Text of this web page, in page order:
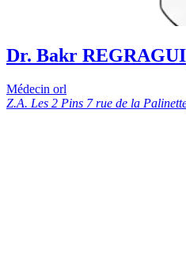
Dr. Bakr REGRAGUI
Médecin orl
Z.A. Les 2 Pins 7 rue de la